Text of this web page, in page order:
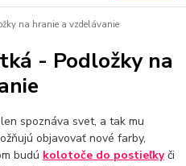
na hranie a vzdelávanie
- Podložky na
spoznáva svet, a tak mu
objavovať nové farby,
budú kolotoče do postieľkyči